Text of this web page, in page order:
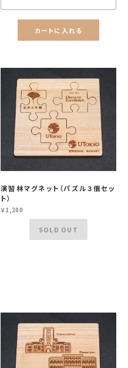
カートに入れる
演習林マグネット（パズル３個セッ
ト）
￥1,200
SOLD OUT